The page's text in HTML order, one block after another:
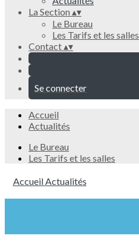
La Section ▴▾
Le Bureau
Les Tarifs et les salles
Contact▴▾
Se connecter
Accueil
Actualités
Le Bureau
Les Tarifs et les salles
AccueilActualités